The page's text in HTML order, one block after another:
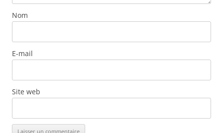
Nom
E-mail
Site web